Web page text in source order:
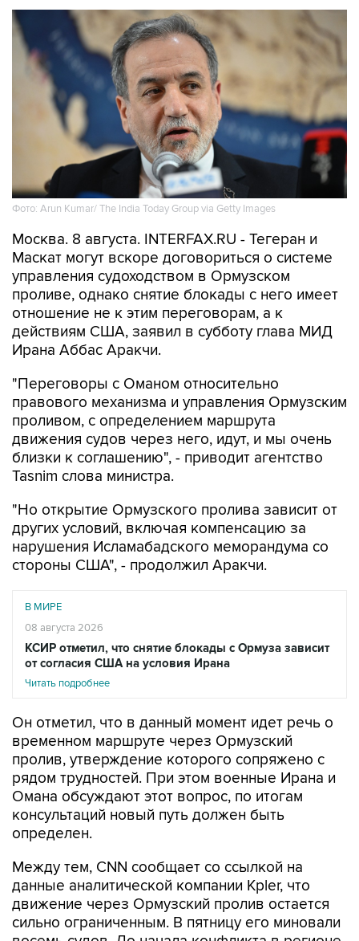
Фото: Arun Kumar/ The India Today Group via Getty Images
Москва. 8 августа. INTERFAX.RU - Тегеран и
Маскат могут вскоре договориться о системе
управления судоходством в Ормузском
проливе, однако снятие блокады с него имеет
отношение не к этим переговорам, а к
действиям США, заявил в субботу глава МИД
Ирана Аббас Аракчи.
"Переговоры с Оманом относительно
правового механизма и управления Ормузским
проливом, с определением маршрута
движения судов через него, идут, и мы очень
близки к соглашению", - приводит агентство
Tasnim слова министра.
"Но открытие Ормузского пролива зависит от
других условий, включая компенсацию за
нарушения Исламабадского меморандума со
стороны США", - продолжил Аракчи.
В МИРЕ
08 августа 2026
КСИР отметил, что снятие блокады с Ормуза зависит
от согласия США на условия Ирана
Читать подробнее
Он отметил, что в данный момент идет речь о
временном маршруте через Ормузский
пролив, утверждение которого сопряжено с
рядом трудностей. При этом военные Ирана и
Омана обсуждают этот вопрос, по итогам
консультаций новый путь должен быть
определен.
Между тем, CNN сообщает со ссылкой на
данные аналитической компании Kpler, что
движение через Ормузский пролив остается
сильно ограниченным. В пятницу его миновали